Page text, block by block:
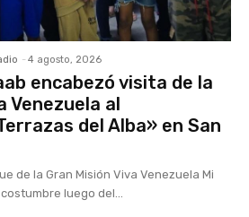
- 4 agosto, 2026
encabezó visita de la
Venezuela al
del Alba» en San
de la Gran Misión Viva Venezuela Mi
luego del...